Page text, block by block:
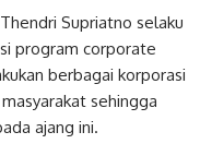
Supriatno selaku
program corporate
berbagai korporasi
sehingga
ajang ini.